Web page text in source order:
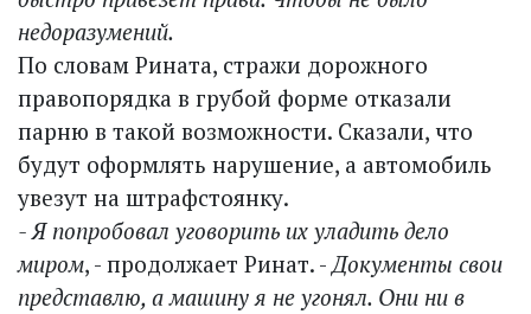
недоразумений.
По словам Рината, стражи дорожного
правопорядка в грубой форме отказали
парню в такой возможности. Сказали, что
будут оформлять нарушение, а автомобиль
увезут на штрафстоянку.
- Я попробовал уговорить их уладить дело
миром, - продолжает Ринат. -Документы свои
представлю, а машину я не угонял. Они ни в